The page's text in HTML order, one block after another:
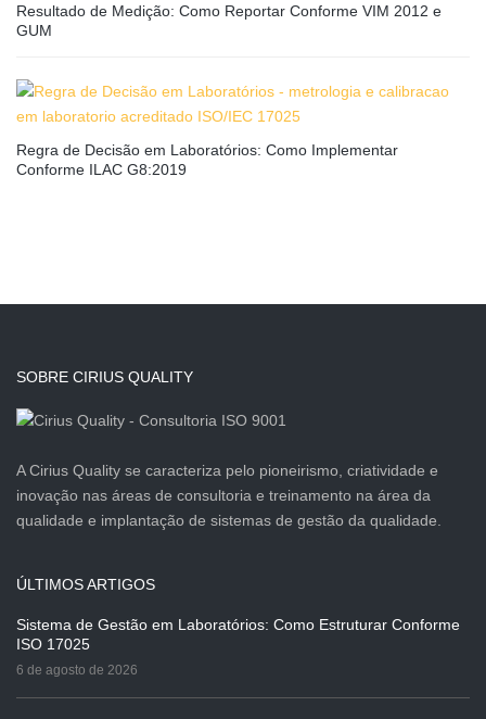
Resultado de Medição: Como Reportar Conforme VIM 2012 e
GUM
Regra de Decisão em Laboratórios: Como Implementar
Conforme ILAC G8:2019
SOBRE CIRIUS QUALITY
A Cirius Quality se caracteriza pelo pioneirismo, criatividade e
inovação nas áreas de consultoria e treinamento na área da
qualidade e implantação de sistemas de gestão da qualidade.
ÚLTIMOS ARTIGOS
Sistema de Gestão em Laboratórios: Como Estruturar Conforme
ISO 17025
6 de agosto de 2026